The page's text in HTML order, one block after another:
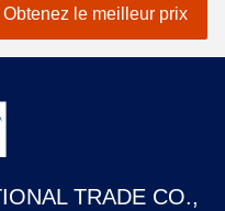
construction de bâtiment
Obtenez le meilleur prix
TRADE CO.,